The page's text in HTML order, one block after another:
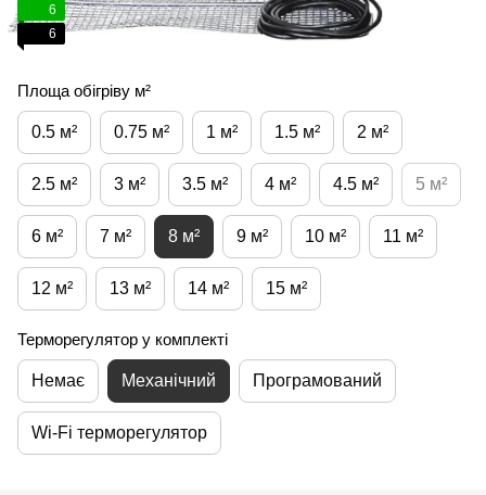
6
6
Площа обігріву м²
0.5 м² 0.75 м² 1 м² 1.5 м² 2 м²
2.5 м² 3 м² 3.5 м² 4 м² 4.5 м² 5 м²
6 м² 7 м² 8 м² 9 м² 10 м² 11 м²
12 м² 13 м² 14 м² 15 м²
Терморегулятор у комплекті
Немає Механічний Програмований
Wi-Fi терморегулятор